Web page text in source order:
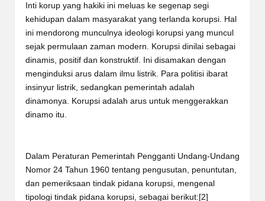
Inti korup yang hakiki ini meluas ke segenap segi
kehidupan dalam masyarakat yang terlanda korupsi. Hal
ini mendorong munculnya ideologi korupsi yang muncul
sejak permulaan zaman modern. Korupsi dinilai sebagai
dinamis, positif dan konstruktif. Ini disamakan dengan
menginduksi arus dalam ilmu listrik. Para politisi ibarat
insinyur listrik, sedangkan pemerintah adalah
dinamonya. Korupsi adalah arus untuk menggerakkan
dinamo itu.
Dalam Peraturan Pemerintah Pengganti Undang-Undang
Nomor 24 Tahun 1960 tentang pengusutan, penuntutan,
dan pemeriksaan tindak pidana korupsi, mengenal
tipologi tindak pidana korupsi, sebagai berikut: [2]